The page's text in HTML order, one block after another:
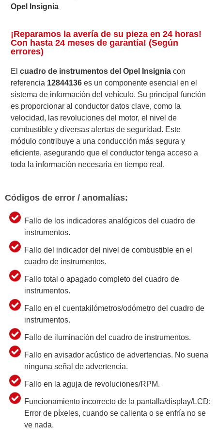
Opel Insignia
¡Reparamos la avería de su pieza en 24 horas!
Con hasta 24 meses de garantía! (Según
errores)
Elcuadro de instrumentos del Opel Insigniacon
referencia 12844136 es un componente esencial en el
sistema de información del vehículo. Su principal función
es proporcionar al conductor datos clave, como la
velocidad, las revoluciones del motor, el nivel de
combustible y diversas alertas de seguridad. Este
módulo contribuye a una conducción más segura y
eficiente, asegurando que el conductor tenga acceso a
toda la información necesaria en tiempo real.
Códigos de error / anomalías:
Fallo de los indicadores analógicos del cuadro de
instrumentos.
Fallo del indicador del nivel de combustible en el
cuadro de instrumentos.
Fallo total o apagado completo del cuadro de
instrumentos.
Fallo en el cuentakilómetros/odómetro del cuadro de
instrumentos.
Fallo de iluminación del cuadro de instrumentos.
Fallo en avisador acústico de advertencias. No suena
ninguna señal de advertencia.
Fallo en la aguja de revoluciones/RPM.
Funcionamiento incorrecto de la pantalla/display/LCD:
Error de píxeles, cuando se calienta o se enfría no se
ve nada.